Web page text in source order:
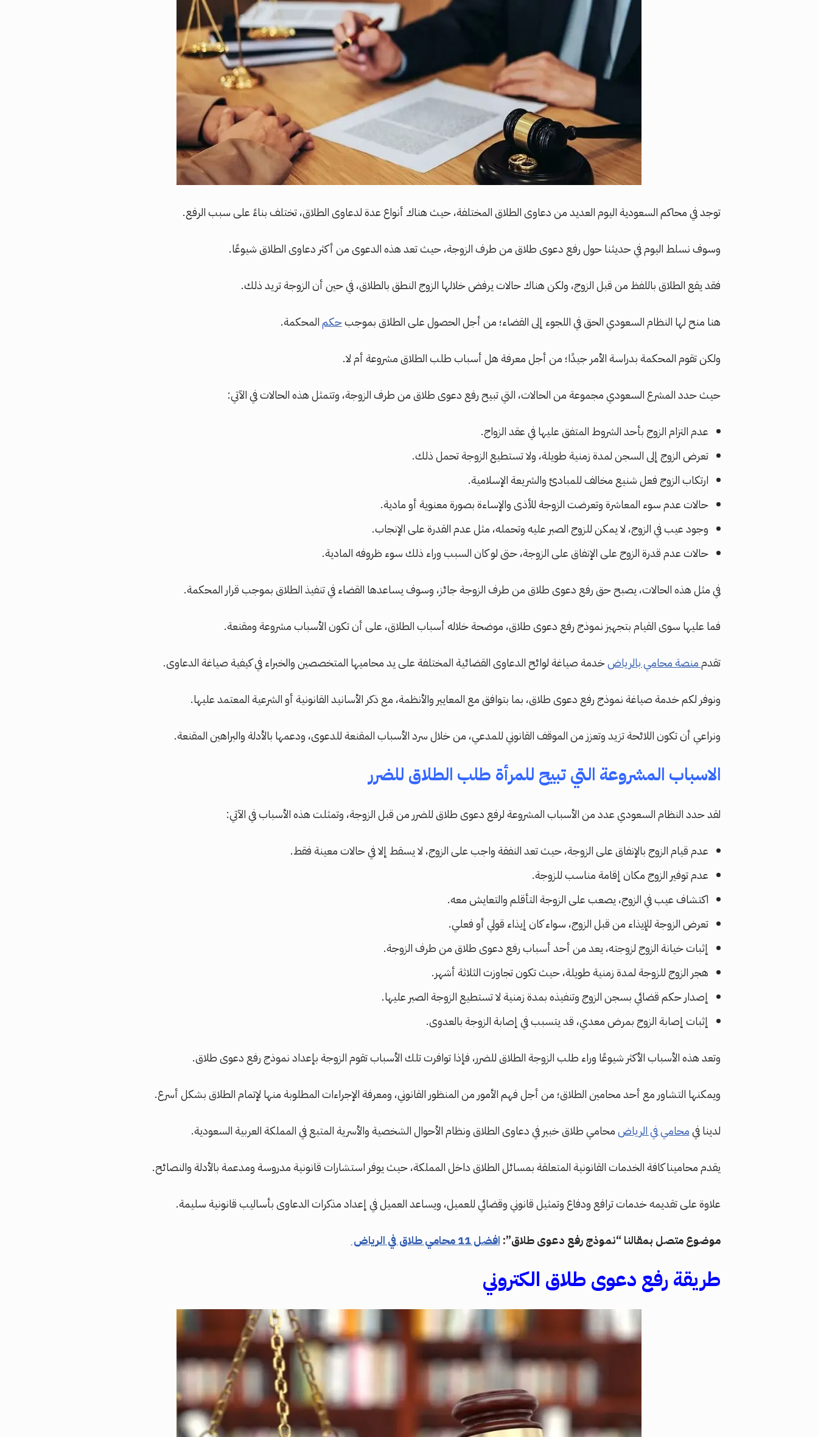
توجد في محاكم السعودية اليوم العديد من دعاوى الطلاق المختلفة، حيث هناك أنواع عدة لدعاوى الطلاق، تختلف بناءً على سبب الرفع.
وسوف نسلط اليوم في حديثنا حول رفع دعوى طلاق من طرف الزوجة، حيث تعد هذه الدعوى من أكثر دعاوى الطلاق شيوعًا.
فقد يقع الطلاق باللفظ من قبل الزوج، ولكن هناك حالات يرفض خلالها الزوج النطق بالطلاق، في حين أن الزوجة تريد ذلك.
هنا منح لها النظام السعودي الحق في اللجوء إلى القضاء؛ من أجل الحصول على الطلاق بموجبحكمالمحكمة.
ولكن تقوم المحكمة بدراسة الأمر جيدًا؛ من أجل معرفة هل أسباب طلب الطلاق مشروعة أم لا.
حيث حدد المشرع السعودي مجموعة من الحالات، التي تبيح رفع دعوى طلاق من طرف الزوجة، وتتمثل هذه الحالات في الآتي:
عدم التزام الزوج بأحد الشروط المتفق عليها في عقد الزواج.
تعرض الزوج إلى السجن لمدة زمنية طويلة، ولا تستطيع الزوجة تحمل ذلك.
ارتكاب الزوج فعل شنيع مخالف للمبادئ والشريعة الإسلامية.
حالات عدم سوء المعاشرة وتعرضت الزوجة للأذى والإساءة بصورة معنوية أو مادية.
وجود عيب في الزوج، لا يمكن للزوج الصبر عليه وتحمله، مثل عدم القدرة على الإنجاب.
حالات عدم قدرة الزوج على الإنفاق على الزوجة، حتى لو كان السبب وراء ذلك سوء ظروفه المادية.
في مثل هذه الحالات، يصبح حق رفع دعوى طلاق من طرف الزوجة جائز، وسوف يساعدها القضاء في تنفيذ الطلاق بموجب قرار المحكمة.
فما عليها سوى القيام بتجهيز نموذج رفع دعوى طلاق، موضحة خلاله أسباب الطلاق، على أن تكون الأسباب مشروعة ومقنعة.
تقدممنصة محامي بالرياضخدمة صياغة لوائح الدعاوى القضائية المختلفة على يد محاميها المتخصصين والخبراء في كيفية صياغة الدعاوى.
ونوفر لكم خدمة صياغة نموذج رفع دعوى طلاق، بما بتوافق مع المعايير والأنظمة، مع ذكر الأسانيد القانونية أو الشرعية المعتمد عليها.
ونراعي أن تكون اللائحة تزيد وتعزز من الموقف القانوني للمدعي، من خلال سرد الأسباب المقنعة للدعوى، ودعمها بالأدلة والبراهين المقنعة.
الاسباب المشروعة التي تبيح للمرأة طلب الطلاق للضرر
لقد حدد النظام السعودي عدد من الأسباب المشروعة لرفع دعوى طلاق للضرر من قبل الزوجة، وتمثلت هذه الأسباب في الآتي:
عدم قيام الزوج بالإنفاق على الزوجة، حيث تعد النفقة واجب على الزوج، لا يسقط إلا في حالات معينة فقط.
عدم توفير الزوج مكان إقامة مناسب للزوجة.
اكتشاف عيب في الزوج، يصعب على الزوجة التأقلم والتعايش معه.
تعرض الزوجة للإيذاء من قبل الزوج، سواء كان إيذاء قولي أو فعلي.
إثبات خيانة الزوج لزوجته، يعد من أحد أسباب رفع دعوى طلاق من طرف الزوجة.
هجر الزوج للزوجة لمدة زمنية طويلة، حيث تكون تجاوزت الثلاثة أشهر.
إصدار حكم قضائي بسجن الزوج وتنفيذه بمدة زمنية لا تستطيع الزوجة الصبر عليها.
إثبات إصابة الزوج بمرض معدي، قد يتسبب في إصابة الزوجة بالعدوى.
وتعد هذه الأسباب الأكثر شيوعًا وراء طلب الزوجة الطلاق للضرر، فإذا توافرت تلك الأسباب تقوم الزوجة بإعداد نموذج رفع دعوى طلاق.
ويمكنها التشاور مع أحد محامين الطلاق؛ من أجل فهم الأمور من المنظور القانوني، ومعرفة الإجراءات المطلوبة منها لإتمام الطلاق بشكل أسرع.
لدينا فيمحامي في الرياضمحامي طلاق خبير في دعاوى الطلاق ونظام الأحوال الشخصية والأسرية المتبع في المملكة العربية السعودية.
يقدم محامينا كافة الخدمات القانونية المتعلقة بمسائل الطلاق داخل المملكة، حيث يوفر استشارات قانونية مدروسة ومدعمة بالأدلة والنصائح.
علاوة على تقديمه خدمات ترافع ودفاع وتمثيل قانوني وقضائي للعميل، ويساعد العميل في إعداد مذكرات الدعاوى بأساليب قانونية سليمة.
موضوع متصل بمقالنا “نموذج رفع دعوى طلاق”:افضل 11 محامي طلاق في الرياض
طريقةرفع دعوى طلاق الكتروني